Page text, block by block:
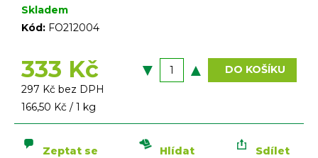
Skladem
Kód: FO212004
333 Kč
297 Kč bez DPH
Měrná
cena:
166,50 Kč / 1 kg
DO KOŠÍKU
Zeptat se Hlídat Sdílet
b
u
e
t
e
n
a